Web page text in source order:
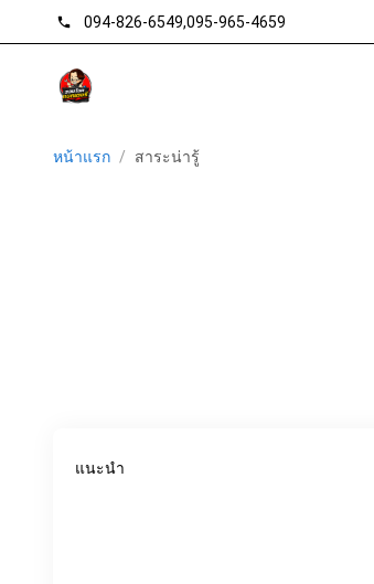
phone 094-826-6549,095-965-4659
หน้าแรก / สาระน่ารู้
แนะนำ